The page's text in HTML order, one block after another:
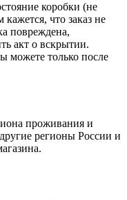
коробки (не
что заказ не
повреждена,
акт о вскрытии.
можете только после
проживания и
регионы России и